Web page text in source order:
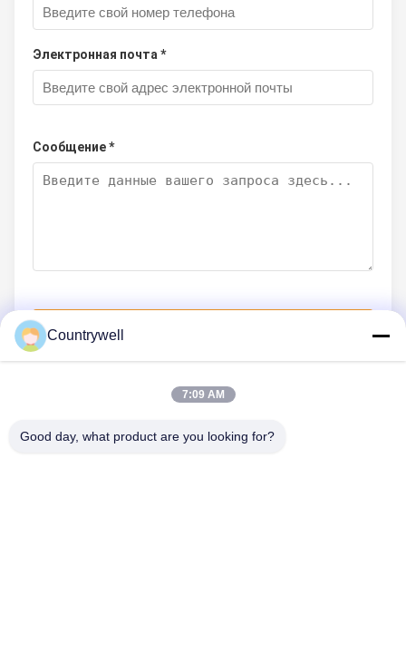
Электронная почта *
Сообщение *
Countrywell
7:09 AM
Good day, what product are you looking for?